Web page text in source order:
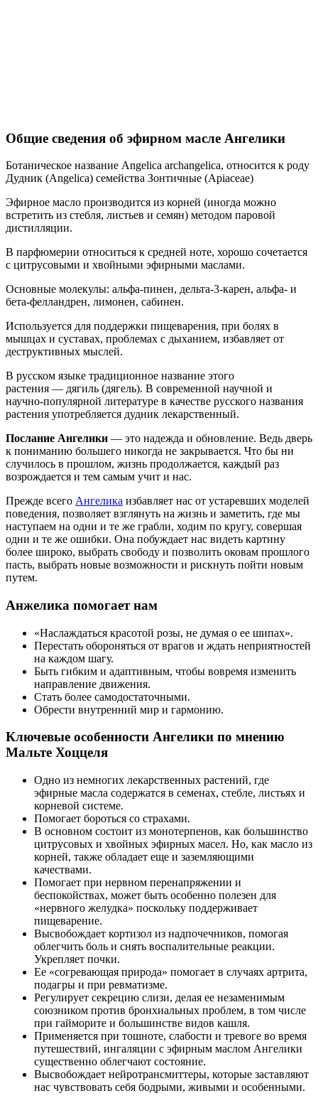
Общие сведения об эфирном масле Ангелики
Ботаническое название Angelica archangelica, относится к роду
Дудник (Angelica) семейства Зонтичные (Apiaceae)
Эфирное масло производится из корней (иногда можно
встретить из стебля, листьев и семян) методом паровой
дистилляции.
В парфюмерии относиться к средней ноте, хорошо сочетается
с цитрусовыми и хвойными эфирными маслами.
Основные молекулы: альфа-пинен, дельта-3-карен, альфа- и
бета-фелландрен, лимонен, сабинен.
Используется для поддержки пищеварения, при болях в
мышцах и суставах, проблемах с дыханием, избавляет от
деструктивных мыслей.
В русском языке традиционное название этого
растения — дягиль (дягель). В современной научной и
научно-популярной литературе в качестве русского названия
растения употребляется дудник лекарственный.
Послание Ангелики — это надежда и обновление. Ведь дверь
к пониманию большего никогда не закрывается. Что бы ни
случилось в прошлом, жизнь продолжается, каждый раз
возрождается и тем самым учит и нас.
Прежде всего Ангелика избавляет нас от устаревших моделей
поведения, позволяет взглянуть на жизнь и заметить, где мы
наступаем на одни и те же грабли, ходим по кругу, совершая
одни и те же ошибки. Она побуждает нас видеть картину
более широко, выбрать свободу и позволить оковам прошлого
пасть, выбрать новые возможности и рискнуть пойти новым
путем.
Анжелика помогает нам
«Наслаждаться красотой розы, не думая о ее шипах».
Перестать обороняться от врагов и ждать неприятностей
на каждом шагу.
Быть гибким и адаптивным, чтобы вовремя изменить
направление движения.
Стать более самодостаточными.
Обрести внутренний мир и гармонию.
Ключевые особенности Ангелики по мнению
Мальте Хоццеля
Одно из немногих лекарственных растений, где
эфирные масла содержатся в семенах, стебле, листьях и
корневой системе.
Помогает бороться со страхами.
В основном состоит из монотерпенов, как большинство
цитрусовых и хвойных эфирных масел. Но, как масло из
корней, также обладает еще и заземляющими
качествами.
Помогает при нервном перенапряжении и
беспокойствах, может быть особенно полезен для
«нервного желудка» поскольку поддерживает
пищеварение.
Высвобождает кортизол из надпочечников, помогая
облегчить боль и снять воспалительные реакции.
Укрепляет почки.
Ее «согревающая природа» помогает в случаях артрита,
подагры и при ревматизме.
Регулирует секрецию слизи, делая ее незаменимым
союзником против бронхиальных проблем, в том числе
при гайморите и большинстве видов кашля.
Применяется при тошноте, слабости и тревоге во время
путешествий, ингаляции с эфирным маслом Ангелики
существенно облегчают состояние.
Высвобождает нейротрансмиттеры, которые заставляют
нас чувствовать себя бодрыми, живыми и особенными.